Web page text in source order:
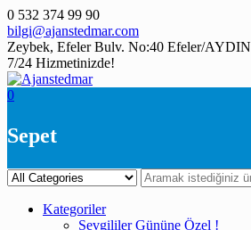
Skip
to
content
0 532 374 99 90
bilgi@ajanstedmar.com
Zeybek, Efeler Bulv. No:40 Efeler/AYDIN
7/24 Hizmetinizde!
0
Sepet
Kategoriler
Sevgililer Gününe Özel !